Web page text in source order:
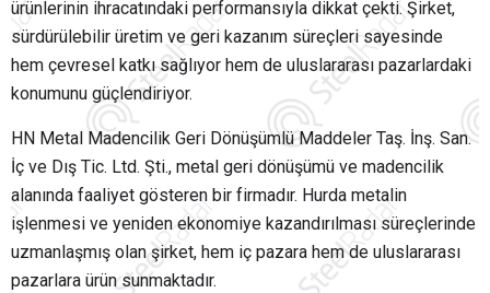
ürünlerinin ihracatındaki performansıyla dikkat çekti. Şirket,
sürdürülebilir üretim ve geri kazanım süreçleri sayesinde
hem çevresel katkı sağlıyor hem de uluslararası pazarlardaki
konumunu güçlendiriyor.
HN Metal Madencilik Geri Dönüşümlü Maddeler Taş. İnş. San.
İç ve Dış Tic. Ltd. Şti., metal geri dönüşümü ve madencilik
alanında faaliyet gösteren bir firmadır. Hurda metalin
işlenmesi ve yeniden ekonomiye kazandırılması süreçlerinde
uzmanlaşmış olan şirket, hem iç pazara hem de uluslararası
pazarlara ürün sunmaktadır.